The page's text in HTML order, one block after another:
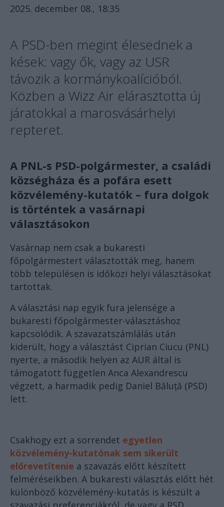
2025. december 08., 18:35
A PSD-ben megint élesednek a
kések: vagy ők, vagy az USR
távozik a kormánykoalícióból.
Közben a Wizz Air elárasztotta új
járatokkal a marosvásárhelyi
repteret.
A PNL-s PSD-polgármester, a családi
községháza és a pofára esett
közvélemény-kutatók – fura dolgok
is történtek a vasárnapi
választásokon
Vasárnap nem csak a bukaresti
főpolgármestert választották meg, hanem
több településen is időközi helyi választásokat
tartottak.
A választási nap egyik fura jelensége a
bukaresti főpolgármester-választáshoz
kapcsolódik. A szavazatszámlálás után
kiderült, hogy a választást Ciprian Ciucu (PNL)
nyerte, a második helyen az AUR által is
támogatott független Anca Alexandrescu
végzett, a harmadik pedig Daniel Băluță (PSD)
lett.
Csakhogy ezt a sorrendet egyetlen
közvélemény-kutatónak sem sikerült
előrevetítenie a szavazás előtt készített
felméréseikben. A bukaresti választás előtt hét
különböző közvélemény-kutatás is készült a